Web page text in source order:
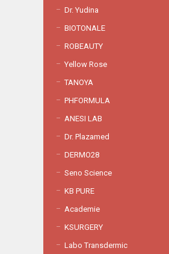
Dr. Yudina
BIOTONALE
ROBEAUTY
Yellow Rose
TANOYA
PHFORMULA
ANESI LAB
Dr. Plazamed
DERMO28
Seno Science
KB PURE
Academie
KSURGERY
Labo Transdermic